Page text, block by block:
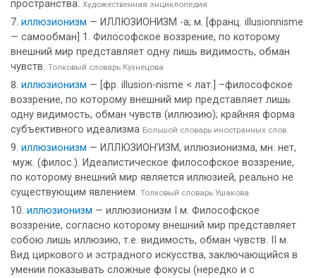
пространства. Художественная энциклопедия
иллюзионизм — ИЛЛЮЗИОНИЗМ -а; м. [франц. illusionnisme
— самообман] 1. Философское воззрение, по которому
внешний мир представляет одну лишь видимость, обман
чувств. Толковый словарь Кузнецова
иллюзионизм — [фр. illusion-nisme < лат.] –философское
воззрение, по которому внешний мир представляет лишь
одну видимость, обман чувств (иллюзию); крайняя форма
субъективного идеализма Большой словарь иностранных слов
иллюзионизм — ИЛЛЮЗИОН’ИЗМ, иллюзионизма, мн. нет,
·муж. (филос.). Идеалистическое философское воззрение,
по которому внешний мир является иллюзией, реально не
существующим явлением. Толковый словарь Ушакова
иллюзионизм — иллюзионизм I м. Философское
воззрение, согласно которому внешний мир представляет
собою лишь иллюзию, т.е. видимость, обман чувств. II м.
Вид циркового и эстрадного искусства, заключающийся в
умении показывать сложные фокусы (нередко и с